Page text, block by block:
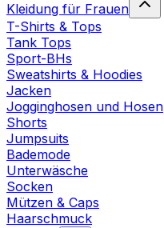
Kleidung für Frauen
T-Shirts & Tops
Tank Tops
Sport-BHs
Sweatshirts & Hoodies
Jacken
Jogginghosen und Hosen
Shorts
Jumpsuits
Bademode
Unterwäsche
Socken
Mützen & Caps
Haarschmuck